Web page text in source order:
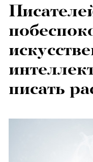
писать